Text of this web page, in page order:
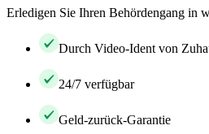
Erledigen Sie Ihren Behördengang in
Durch Video-Ident von
24/7 verfügbar
Geld-zurück-Garantie